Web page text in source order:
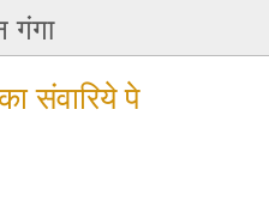
गंगा
संवारिये पे